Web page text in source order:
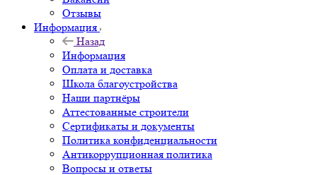
Отзывы
Информация
Назад
Информация
Оплата и доставка
Школа благоустройства
Наши партнёры
Аттестованные строители
Сертификаты и документы
Политика конфиденциальности
Антикоррупционная политика
Вопросы и ответы